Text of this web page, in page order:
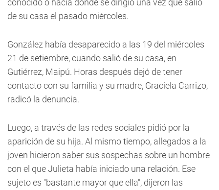
conocido o hacia dónde se dirigió una vez que salió
de su casa el pasado miércoles.
González había desaparecido a las 19 del miércoles
21 de setiembre, cuando salió de su casa, en
Gutiérrez, Maipú. Horas después dejó de tener
contacto con su familia y su madre, Graciela Carrizo,
radicó la denuncia.
Luego, a través de las redes sociales pidió por la
aparición de su hija. Al mismo tiempo, allegados a la
joven hicieron saber sus sospechas sobre un hombre
con el que Julieta había iniciado una relación. Ese
sujeto es "bastante mayor que ella", dijeron las